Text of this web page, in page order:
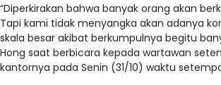
“Diperkirakan bahwa banyak orang akan
Tapi kami tidak menyangka akan adanya
skala besar akibat berkumpulnya begitu
Hong saat berbicara kepada wartawan
kantornya pada Senin (31/10) waktu